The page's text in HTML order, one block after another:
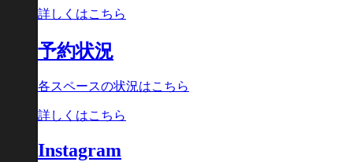
詳しくはこちら
予約状況
各スペースの状況はこちら
詳しくはこちら
Instagram